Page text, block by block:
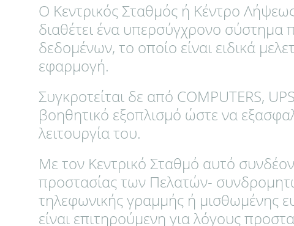
Ο Κεντρικός Σταθμός ή Κέντρο
διαθέτει ένα υπερσύγχρονο σύστημα
δεδομένων, το οποίο είναι ειδικά
εφαρμογή.
Συγκροτείται δε από COMPUTERS,
βοηθητικό εξοπλισμό ώστε να
λειτουργία του.
Με τον Κεντρικό Σταθμό αυτό
προστασίας των Πελατών-
τηλεφωνικής γραμμής ή μισθωμένης
είναι επιτηρούμενη για λόγους